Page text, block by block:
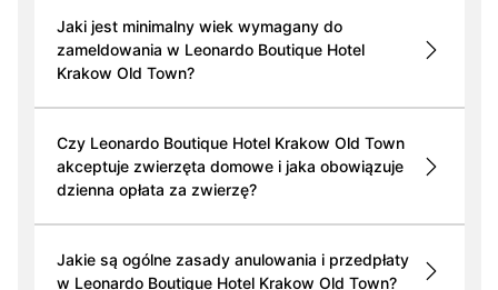
Jaki jest minimalny wiek wymagany do
zameldowania w Leonardo Boutique Hotel
Krakow Old Town?
Czy Leonardo Boutique Hotel Krakow Old Town
akceptuje zwierzęta domowe i jaka obowiązuje
dzienna opłata za zwierzę?
Jakie są ogólne zasady anulowania i przedpłaty
w Leonardo Boutique Hotel Krakow Old Town?